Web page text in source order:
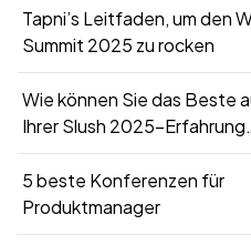
Tapni’s Leitfaden, um den
Summit 2025 zu rocken
Wie können Sie das Beste
Ihrer Slush 2025-Erfahrung
herausholen?
5 beste Konferenzen für
Produktmanager